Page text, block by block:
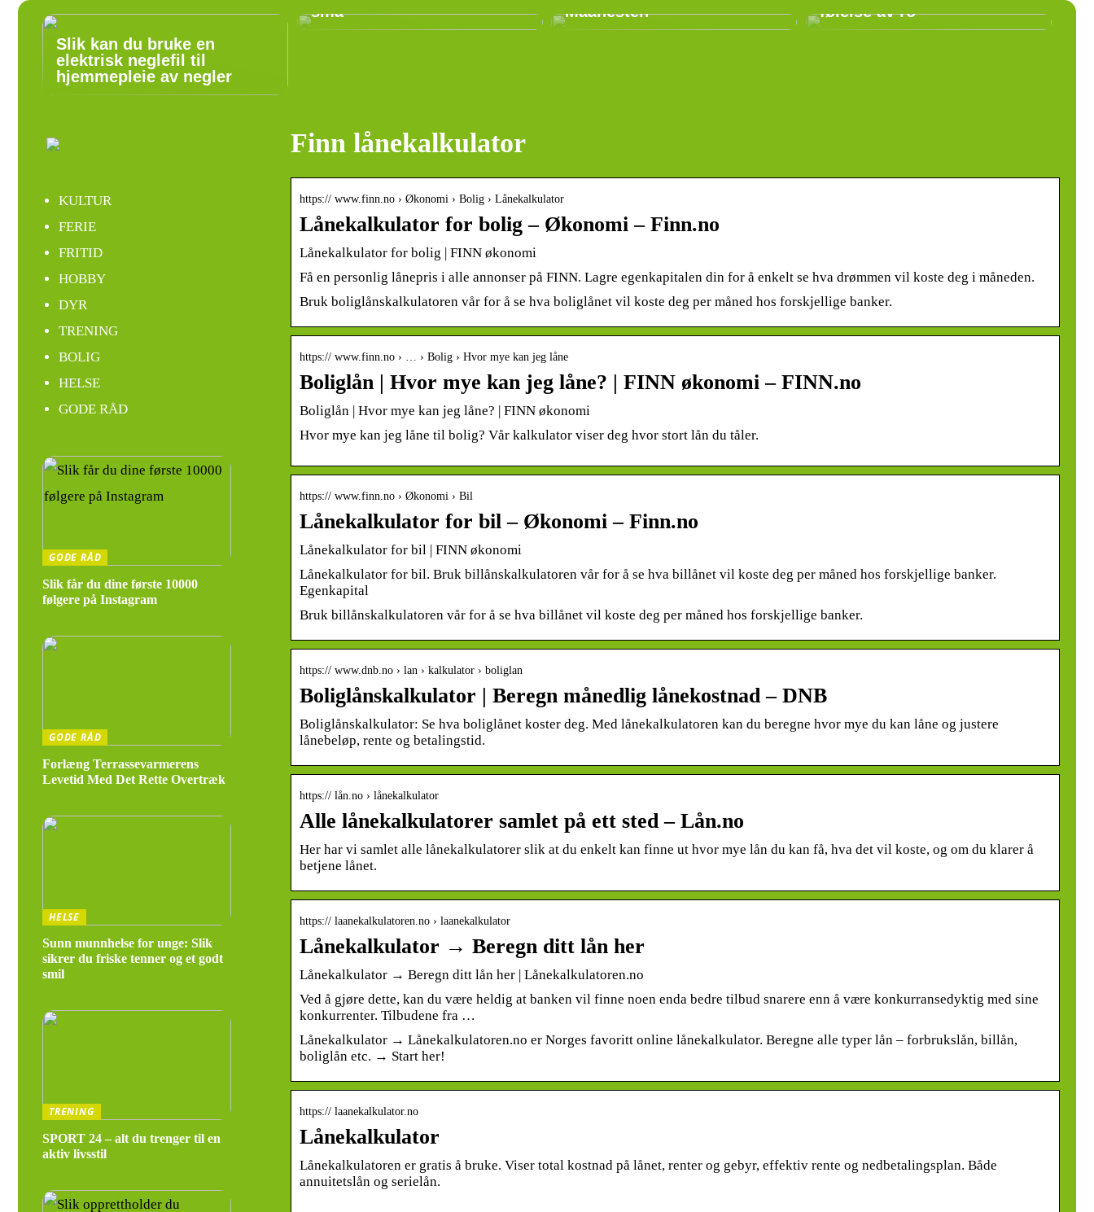
Slik kan du bruke en
elektrisk neglefil til
hjemmepleie av negler
små
Maanesten
følelse av ro
Finn lånekalkulator
https:// www.finn.no › Økonomi › Bolig › Lånekalkulator
Lånekalkulator for bolig – Økonomi – Finn.no
Lånekalkulator for bolig | FINN økonomi
Få en personlig lånepris i alle annonser på FINN. Lagre egenkapitalen din for å enkelt se hva drømmen vil koste deg i måneden.
Bruk boliglånskalkulatoren vår for å se hva boliglånet vil koste deg per måned hos forskjellige banker.
https:// www.finn.no › … › Bolig › Hvor mye kan jeg låne
Boliglån | Hvor mye kan jeg låne? | FINN økonomi – FINN.no
Boliglån | Hvor mye kan jeg låne? | FINN økonomi
Hvor mye kan jeg låne til bolig? Vår kalkulator viser deg hvor stort lån du tåler.
https:// www.finn.no › Økonomi › Bil
Lånekalkulator for bil – Økonomi – Finn.no
Lånekalkulator for bil | FINN økonomi
Lånekalkulator for bil. Bruk billånskalkulatoren vår for å se hva billånet vil koste deg per måned hos forskjellige banker.
Egenkapital
Bruk billånskalkulatoren vår for å se hva billånet vil koste deg per måned hos forskjellige banker.
https:// www.dnb.no › lan › kalkulator › boliglan
Boliglånskalkulator | Beregn månedlig lånekostnad – DNB
Boliglånskalkulator: Se hva boliglånet koster deg. Med lånekalkulatoren kan du beregne hvor mye du kan låne og justere
lånebeløp, rente og betalingstid.
https:// lån.no › lånekalkulator
Alle lånekalkulatorer samlet på ett sted – Lån.no
Her har vi samlet alle lånekalkulatorer slik at du enkelt kan finne ut hvor mye lån du kan få, hva det vil koste, og om du klarer å
betjene lånet.
https:// laanekalkulatoren.no › laanekalkulator
Lånekalkulator → Beregn ditt lån her
Lånekalkulator → Beregn ditt lån her | Lånekalkulatoren.no
Ved å gjøre dette, kan du være heldig at banken vil finne noen enda bedre tilbud snarere enn å være konkurransedyktig med sine
konkurrenter. Tilbudene fra …
Lånekalkulator → Lånekalkulatoren.no er Norges favoritt online lånekalkulator. Beregne alle typer lån – forbrukslån, billån,
boliglån etc. → Start her!
https:// laanekalkulator.no
Lånekalkulator
Lånekalkulatoren er gratis å bruke. Viser total kostnad på lånet, renter og gebyr, effektiv rente og nedbetalingsplan. Både
annuitetslån og serielån.
KULTUR
FERIE
FRITID
HOBBY
DYR
TRENING
BOLIG
HELSE
GODE RÅD
GODE RÅD
Slik får du dine første 10000
følgere på Instagram
GODE RÅD
Forlæng Terrassevarmerens
Levetid Med Det Rette Overtræk
HELSE
Sunn munnhelse for unge: Slik
sikrer du friske tenner og et godt
smil
TRENING
SPORT 24 – alt du trenger til en
aktiv livsstil